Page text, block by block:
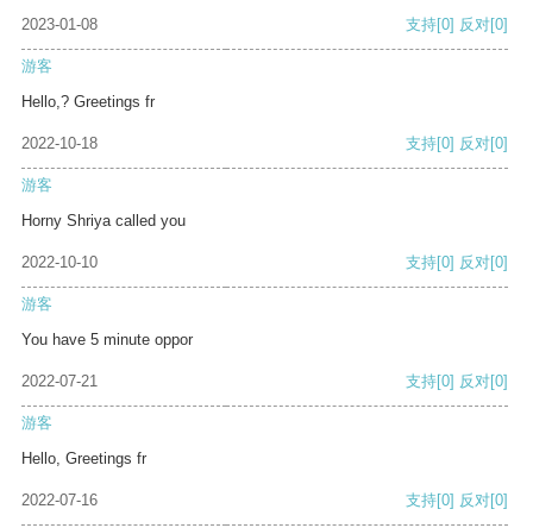
2023-01-08 支持[0] 反对[0]
游客
Hello,? Greetings fr
2022-10-18 支持[0] 反对[0]
游客
Horny Shriya called you
2022-10-10 支持[0] 反对[0]
游客
You have 5 minute oppor
2022-07-21 支持[0] 反对[0]
游客
Hello, Greetings fr
2022-07-16 支持[0] 反对[0]